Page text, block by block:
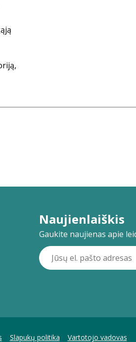
Naujienlaiškis
Gaukite naujienas apie
Slapukų politika Vartotojo vadovas